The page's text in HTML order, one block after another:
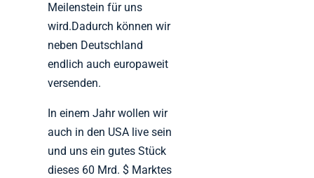
Meilenstein für uns
wird.Dadurch können wir
neben Deutschland
endlich auch europaweit
versenden.
In einem Jahr wollen wir
auch in den USA live sein
und uns ein gutes Stück
dieses 60 Mrd. $ Marktes